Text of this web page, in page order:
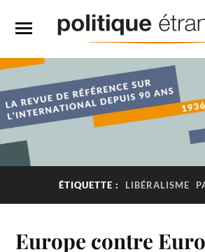
ÉTIQUETTE : LIBÉRALISME
Europe contre